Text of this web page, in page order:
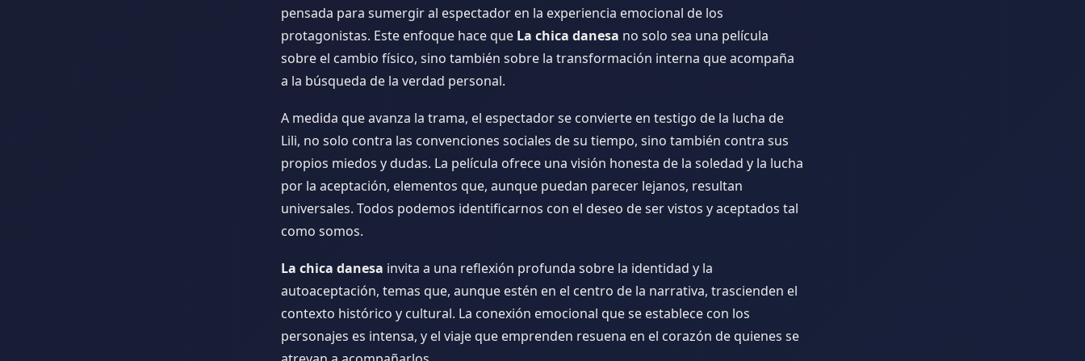
pensada para sumergir al espectador en la experiencia emocional de los
protagonistas. Este enfoque hace que La chica danesa no solo sea una película
sobre el cambio físico, sino también sobre la transformación interna que acompaña
a la búsqueda de la verdad personal.
A medida que avanza la trama, el espectador se convierte en testigo de la lucha de
Lili, no solo contra las convenciones sociales de su tiempo, sino también contra sus
propios miedos y dudas. La película ofrece una visión honesta de la soledad y la lucha
por la aceptación, elementos que, aunque puedan parecer lejanos, resultan
universales. Todos podemos identificarnos con el deseo de ser vistos y aceptados tal
como somos.
La chica danesa invita a una reflexión profunda sobre la identidad y la
autoaceptación, temas que, aunque estén en el centro de la narrativa, trascienden el
contexto histórico y cultural. La conexión emocional que se establece con los
personajes es intensa, y el viaje que emprenden resuena en el corazón de quienes se